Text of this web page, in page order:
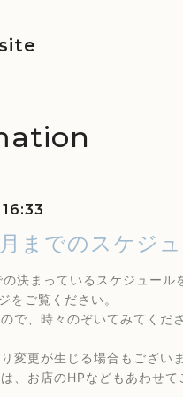
までのスケジ
決まっているスケジュール
をご覧ください。
で、時々のぞいてみてくだ
変更が生じる場合もござい
、お店のHPなどもあわせて